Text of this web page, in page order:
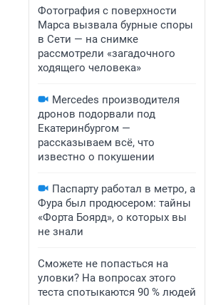
Фотография с поверхности
Марса вызвала бурные споры
в Сети — на снимке
рассмотрели «загадочного
ходящего человека»
Mercedes производителя
дронов подорвали под
Екатеринбургом —
рассказываем всё, что
известно о покушении
Паспарту работал в метро, а
Фура был продюсером: тайны
«Форта Боярд», о которых вы
не знали
Сможете не попасться на
уловки? На вопросах этого
теста спотыкаются 90 % людей